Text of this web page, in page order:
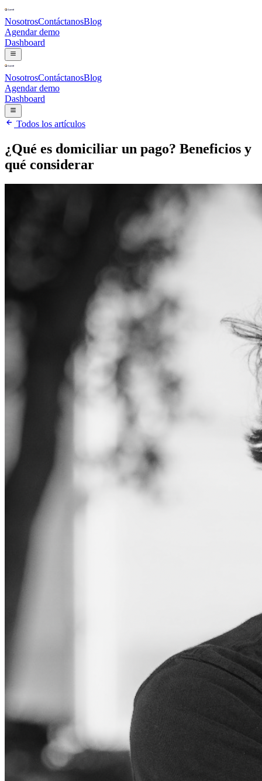
NosotrosContáctanosBlog
Agendar demo
Dashboard
NosotrosContáctanosBlog
Agendar demo
Dashboard
Todos los artículos
¿Qué es domiciliar un pago? Beneficios y
qué considerar